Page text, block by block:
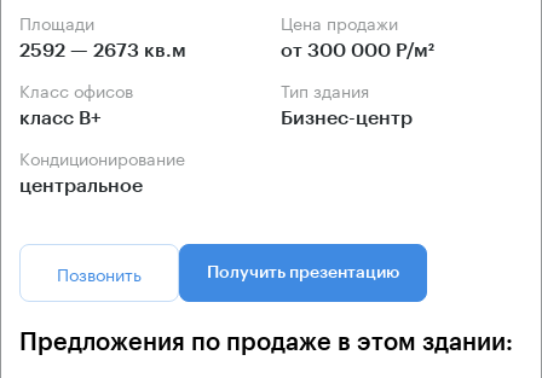
Площади
2592 — 2673 кв.м
Цена продажи
от 300 000 Р/м²
Класс офисов
класс B+
Тип здания
Бизнес-центр
Кондиционирование
центральное
Позвонить Получить презентацию
Предложения по продаже в этом здании: